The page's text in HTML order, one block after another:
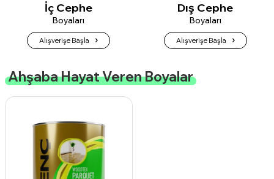
İç Cephe
Boyaları
Alışverişe Başla
Dış Cephe
Boyaları
Alışverişe Başla
Ahşaba Hayat Veren Boyalar